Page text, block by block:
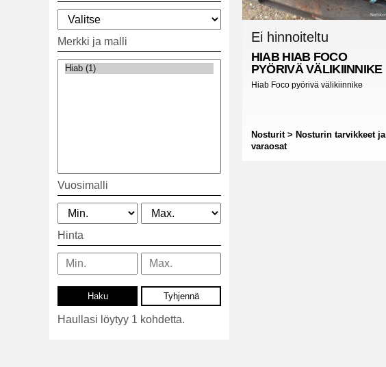
Merkki ja malli
Vuosimalli
Hinta
Haullasi löytyy 1 kohdetta.
Ei hinnoiteltu
HIAB HIAB FOCO
PYÖRIVÄ VÄLIKIINNIKE
Hiab Foco pyörivä välikiinnike
Nosturit > Nosturin tarvikkeet ja
varaosat